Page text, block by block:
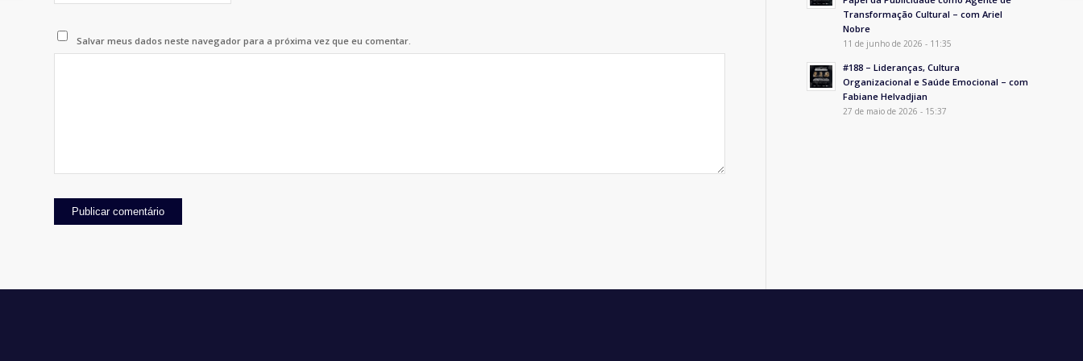
Salvar meus dados neste navegador para a próxima vez que eu comentar.
Transformação Cultural – com Ariel
Nobre
11 de junho de 2026 - 11:35
#188 – Lideranças, Cultura
Organizacional e Saúde Emocional – com
Fabiane Helvadjian
27 de maio de 2026 - 15:37